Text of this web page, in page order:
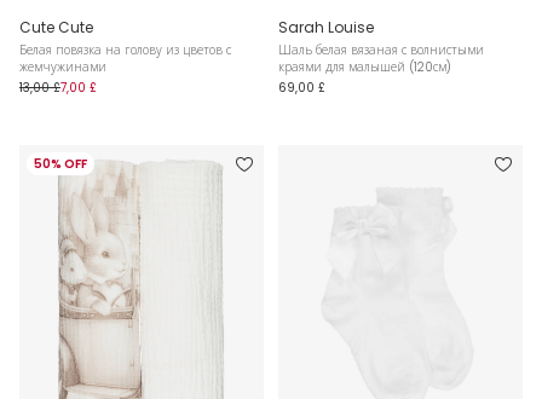
Cute Cute
Белая повязка на голову из цветов с
жемчужинами
13,00 £7,00 £
Sarah Louise
Шаль белая вязаная с волнистыми
краями для малышей (120см)
69,00 £
50% OFF